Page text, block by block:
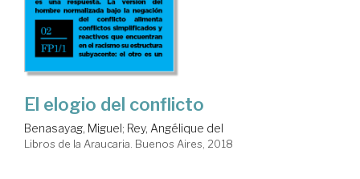
El elogio del conflicto
Benasayag, Miguel; Rey, Angélique del
Libros de la Araucaria. Buenos Aires, 2018